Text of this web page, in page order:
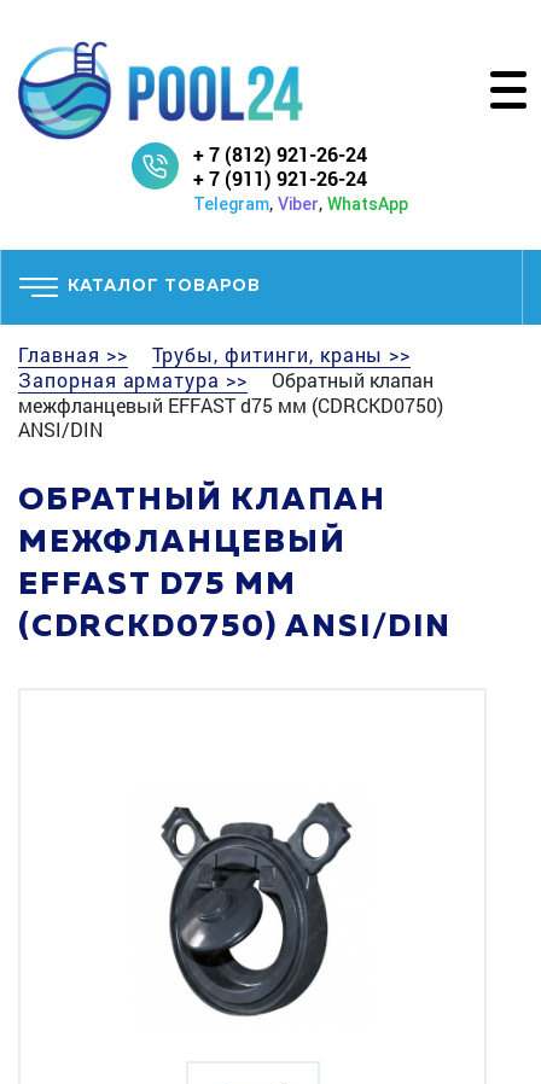
+ 7 (812) 921-26-24
+ 7 (911) 921-26-24
Telegram, Viber, WhatsApp
КАТАЛОГ ТОВАРОВ
Главная >>
Трубы, фитинги, краны >>
Запорная арматура >>
Обратный клапан
межфланцевый EFFAST d75 мм (CDRCKD0750)
ANSI/DIN
ОБРАТНЫЙ КЛАПАН
МЕЖФЛАНЦЕВЫЙ
EFFAST D75 ММ
(CDRCKD0750) ANSI/DIN